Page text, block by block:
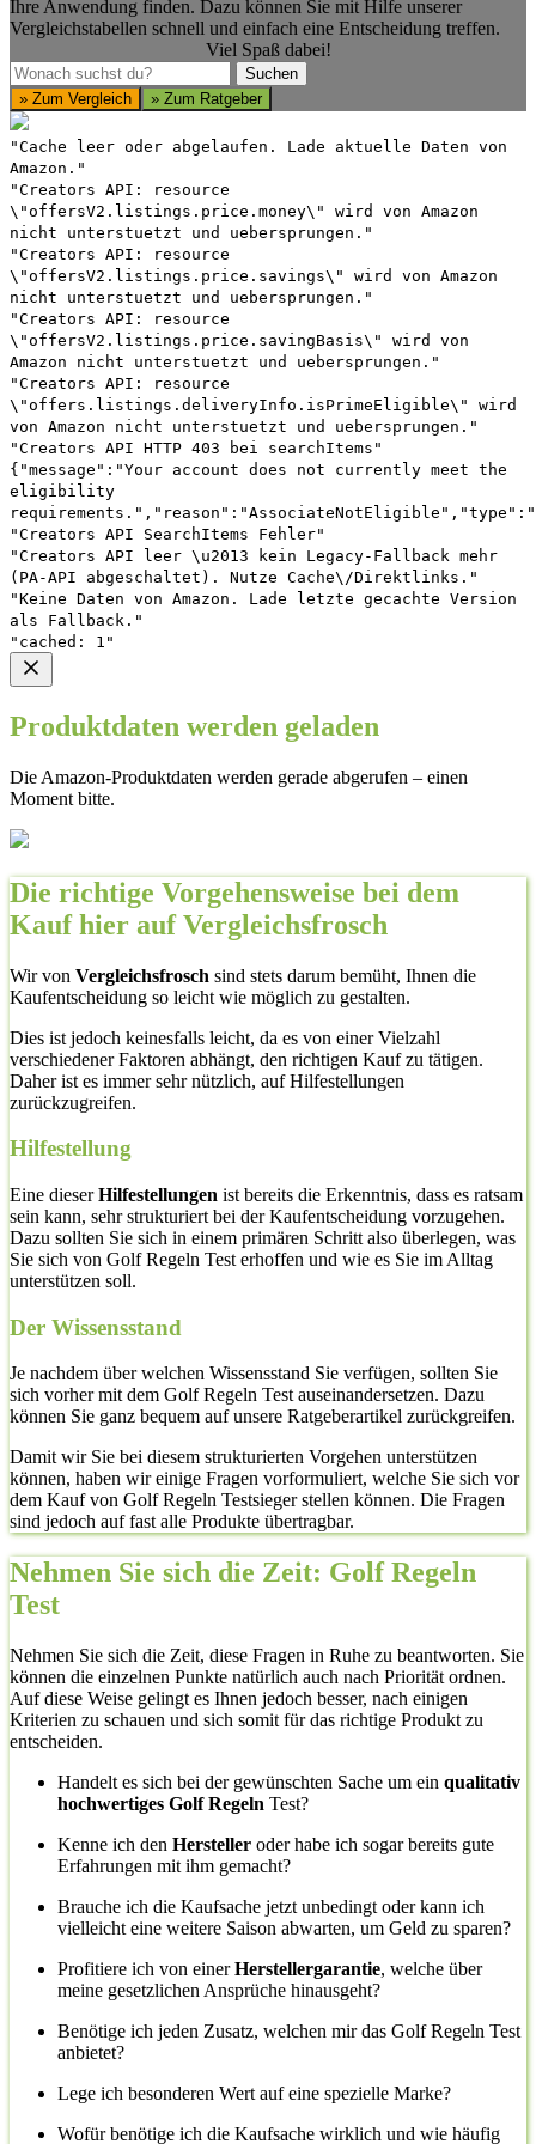
Ihre Anwendung finden. Dazu können Sie mit Hilfe unserer
Vergleichstabellen schnell und einfach eine Entscheidung treffen.
Viel Spaß dabei!
Suchen
Suchen
» Zum Vergleich
» Zum Ratgeber
"Cache leer oder abgelaufen. Lade aktuelle Daten von
Amazon."
"Creators API: resource
\"offersV2.listings.price.money\" wird von Amazon
nicht unterstuetzt und uebersprungen."
"Creators API: resource
\"offersV2.listings.price.savings\" wird von Amazon
nicht unterstuetzt und uebersprungen."
"Creators API: resource
\"offersV2.listings.price.savingBasis\" wird von
Amazon nicht unterstuetzt und uebersprungen."
"Creators API: resource
\"offers.listings.deliveryInfo.isPrimeEligible\" wird
von Amazon nicht unterstuetzt und uebersprungen."
"Creators API HTTP 403 bei searchItems"
{"message":"Your account does not currently meet the
eligibility
"Creators API SearchItems Fehler"
"Creators API leer \u2013 kein Legacy-Fallback mehr
(PA-API abgeschaltet). Nutze Cache\/Direktlinks."
"Keine Daten von Amazon. Lade letzte gecachte Version
als Fallback."
"cached: 1"
Produktdaten werden geladen
Die Amazon-Produktdaten werden gerade abgerufen – einen
Moment bitte.
Die richtige Vorgehensweise bei dem
Kauf hier auf Vergleichsfrosch
Wir von Vergleichsfrosch sind stets darum bemüht, Ihnen die
Kaufentscheidung so leicht wie möglich zu gestalten.
Dies ist jedoch keinesfalls leicht, da es von einer Vielzahl
verschiedener Faktoren abhängt, den richtigen Kauf zu tätigen.
Daher ist es immer sehr nützlich, auf Hilfestellungen
zurückzugreifen.
Hilfestellung
Eine dieserHilfestellungen ist bereits die Erkenntnis, dass es ratsam
sein kann, sehr strukturiert bei der Kaufentscheidung vorzugehen.
Dazu sollten Sie sich in einem primären Schritt also überlegen, was
Sie sich von Golf Regeln Test erhoffen und wie es Sie im Alltag
unterstützen soll.
Der Wissensstand
Je nachdem über welchen Wissensstand Sie verfügen, sollten Sie
sich vorher mit dem Golf Regeln Test auseinandersetzen. Dazu
können Sie ganz bequem auf unsere Ratgeberartikel zurückgreifen.
Damit wir Sie bei diesem strukturierten Vorgehen unterstützen
können, haben wir einige Fragen vorformuliert, welche Sie sich vor
dem Kauf von Golf Regeln Testsieger stellen können. Die Fragen
sind jedoch auf fast alle Produkte übertragbar.
Nehmen Sie sich die Zeit: Golf Regeln
Test
Nehmen Sie sich die Zeit, diese Fragen in Ruhe zu beantworten. Sie
können die einzelnen Punkte natürlich auch nach Priorität ordnen.
Auf diese Weise gelingt es Ihnen jedoch besser, nach einigen
Kriterien zu schauen und sich somit für das richtige Produkt zu
entscheiden.
Handelt es sich bei der gewünschten Sache um ein qualitativ
hochwertiges Golf Regeln Test?
Kenne ich den Hersteller oder habe ich sogar bereits gute
Erfahrungen mit ihm gemacht?
Brauche ich die Kaufsache jetzt unbedingt oder kann ich
vielleicht eine weitere Saison abwarten, um Geld zu sparen?
Profitiere ich von einerHerstellergarantie, welche über
meine gesetzlichen Ansprüche hinausgeht?
Benötige ich jeden Zusatz, welchen mir das Golf Regeln Test
anbietet?
Lege ich besonderen Wert auf eine spezielle Marke?
Wofür benötige ich die Kaufsache wirklich und wie häufig